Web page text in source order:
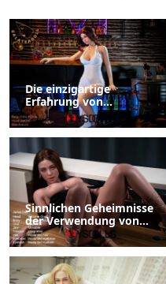
Die einzigartige
Erfahrung von
sexuellen Beziehungen
mit Schwarze Sexpuppe
Sinnlichen Geheimnisse
der Verwendung von
Sexpuppen Enthüllen